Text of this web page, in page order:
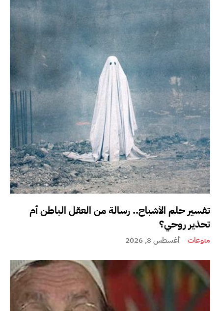
تفسير حلم الأشباح.. رسالة من العقل الباطن أم
تحذير روحي؟
منوعات أغسطس 8, 2026